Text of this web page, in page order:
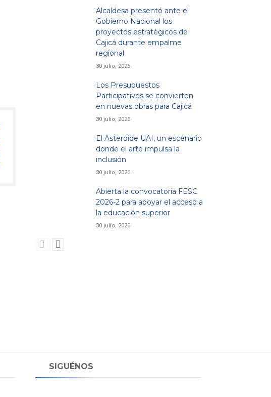
Alcaldesa presentó ante el
Gobierno Nacional los
proyectos estratégicos de
Cajicá durante empalme
regional
30 julio, 2026
Los Presupuestos
Participativos se convierten
en nuevas obras para Cajicá
30 julio, 2026
El Asteroide UAI, un escenario
donde el arte impulsa la
inclusión
30 julio, 2026
Abierta la convocatoria FESC
2026-2 para apoyar el acceso a
la educación superior
30 julio, 2026
SIGUÉNOS